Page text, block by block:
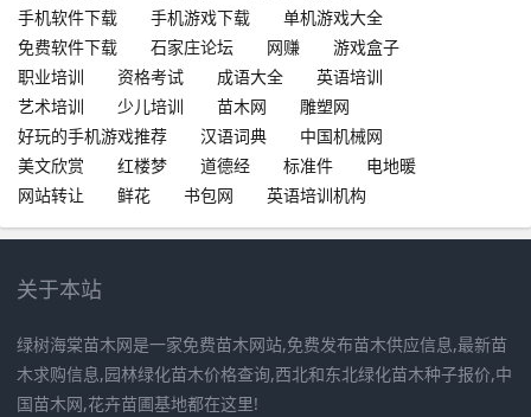
手机软件下载
手机游戏下载
单机游戏大全
免费软件下载
石家庄论坛 网赚
游戏盒子
职业培训
资格考试 成语大全
英语培训
艺术培训
少儿培训 苗木网
雕塑网
好玩的手机游戏推荐
汉语词典
中国机械网
美文欣赏
红楼梦 道德经 标准件
电地暖
网站转让
鲜花 书包网 英语培训机构
关于本站
绿树海棠苗木网是一家免费苗木网站,免费发布苗木供应信息,最新苗
木求购信息,园林绿化苗木价格查询,西北和东北绿化苗木种子报价,中
国苗木网,花卉苗圃基地都在这里!